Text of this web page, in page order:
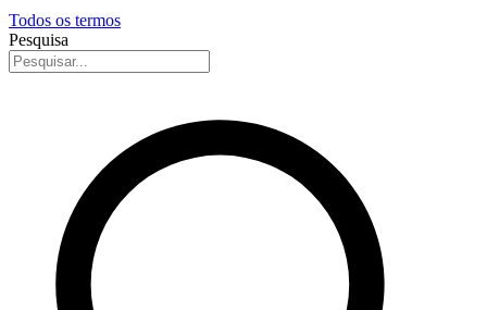
Todos os termos
Pesquisa